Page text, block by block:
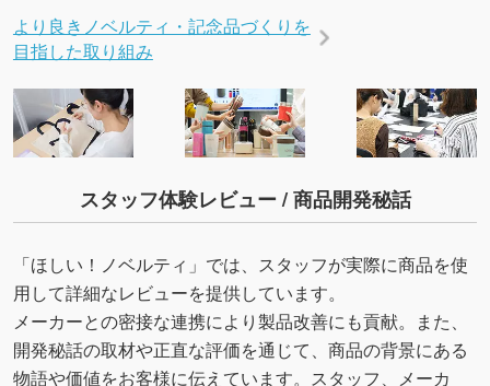
2024/04/09 『ほしい!ノベルティ』のサイトをリ
ニューアルいたしました！！
さらに見やすく・使いやすくなった『ほしい!ノベル
ティ』を、今後ともどうぞよろしくお願いいたしま
す。
の削除をお試しください。
2022/04/11 プライバシーポリシー改定のお知ら
せ
2022年4月1日の改正個人情報保護法にあわせ「プラ
イバシーポリシー」を改定いたしました。なお、本
改定による個人情報の取扱いに変更は生じません。
より良きノベルティ・記念品づくりを
目指した取り組み
スタッフ体験レビュー / 商品開発秘話
「ほしい！ノベルティ」では、スタッフが実際に商品を使
用して詳細なレビューを提供しています。
メーカーとの密接な連携により製品改善にも貢献。また、
開発秘話の取材や正直な評価を通じて、商品の背景にある
物語や価値をお客様に伝えています。スタッフ、メーカ